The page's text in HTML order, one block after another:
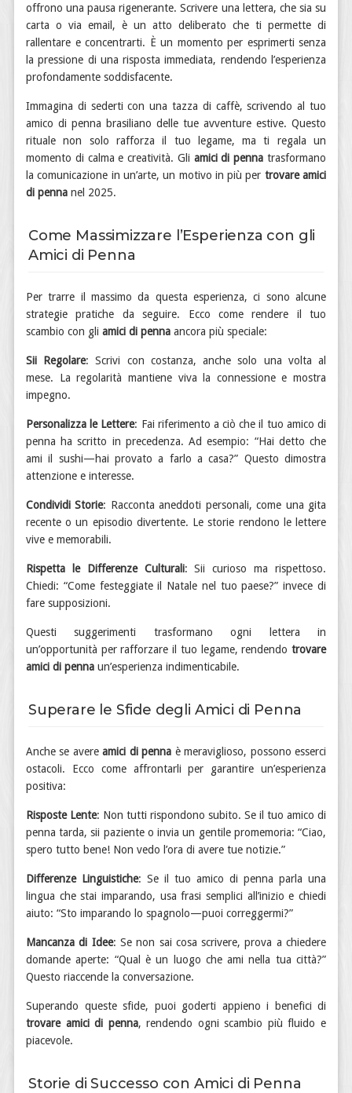
offrono una pausa rigenerante. Scrivere una lettera, che sia su
carta o via email, è un atto deliberato che ti permette di
rallentare e concentrarti. È un momento per esprimerti senza
la pressione di una risposta immediata, rendendo l’esperienza
profondamente soddisfacente.
Immagina di sederti con una tazza di caffè, scrivendo al tuo
amico di penna brasiliano delle tue avventure estive. Questo
rituale non solo rafforza il tuo legame, ma ti regala un
momento di calma e creatività. Gli amici di penna trasformano
la comunicazione in un’arte, un motivo in più per trovare amici
di penna nel 2025.
Come Massimizzare l’Esperienza con gli
Amici di Penna
Per trarre il massimo da questa esperienza, ci sono alcune
strategie pratiche da seguire. Ecco come rendere il tuo
scambio con gli amici di penna ancora più speciale:
Sii Regolare: Scrivi con costanza, anche solo una volta al
mese. La regolarità mantiene viva la connessione e mostra
impegno.
Personalizza le Lettere: Fai riferimento a ciò che il tuo amico di
penna ha scritto in precedenza. Ad esempio: “Hai detto che
ami il sushi—hai provato a farlo a casa?” Questo dimostra
attenzione e interesse.
Condividi Storie: Racconta aneddoti personali, come una gita
recente o un episodio divertente. Le storie rendono le lettere
vive e memorabili.
Rispetta le Differenze Culturali: Sii curioso ma rispettoso.
Chiedi: “Come festeggiate il Natale nel tuo paese?” invece di
fare supposizioni.
Questi suggerimenti trasformano ogni lettera in
un’opportunità per rafforzare il tuo legame, rendendo trovare
amici di penna un’esperienza indimenticabile.
Superare le Sfide degli Amici di Penna
Anche se avereamici di penna è meraviglioso, possono esserci
ostacoli. Ecco come affrontarli per garantire un’esperienza
positiva:
Risposte Lente: Non tutti rispondono subito. Se il tuo amico di
penna tarda, sii paziente o invia un gentile promemoria: “Ciao,
spero tutto bene! Non vedo l’ora di avere tue notizie.”
Differenze Linguistiche: Se il tuo amico di penna parla una
lingua che stai imparando, usa frasi semplici all’inizio e chiedi
aiuto: “Sto imparando lo spagnolo—puoi correggermi?”
Mancanza di Idee: Se non sai cosa scrivere, prova a chiedere
domande aperte: “Qual è un luogo che ami nella tua città?”
Questo riaccende la conversazione.
Superando queste sfide, puoi goderti appieno i benefici di
trovare amici di penna, rendendo ogni scambio più fluido e
piacevole.
Storie di Successo con Amici di Penna